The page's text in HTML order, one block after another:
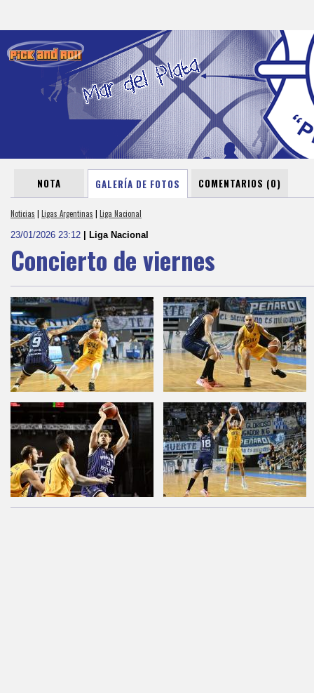
NOTA GALERÍA DE FOTOS COMENTARIOS (0)
Noticias | Ligas Argentinas | Liga Nacional
23/01/2026 23:12 | Liga Nacional
Concierto de viernes